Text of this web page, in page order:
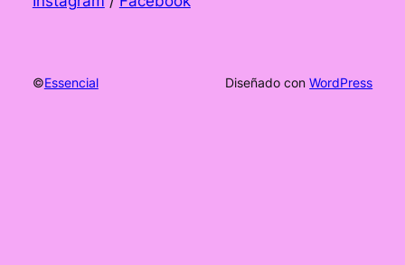
©Essencial Diseñado conWordPress